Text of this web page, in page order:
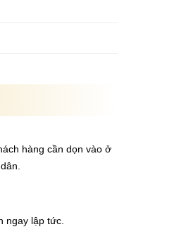
hàng cần dọn vào ở
ngay lập tức.